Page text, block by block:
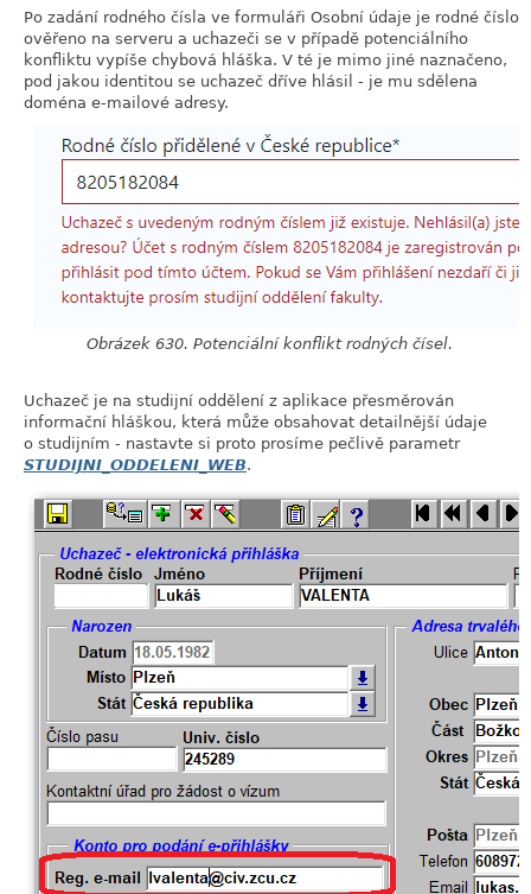
Po zadání rodného čísla ve formuláři Osobní údaje je rodné číslo
ověřeno na serveru a uchazeči se v případě potenciálního
konfliktu vypíše chybová hláška. V té je mimo jiné naznačeno,
pod jakou identitou se uchazeč dříve hlásil - je mu sdělena
doména e-mailové adresy.
Obrázek 630. Potenciální konflikt rodných čísel.
Uchazeč je na studijní oddělení z aplikace přesměrován
informační hláškou, která může obsahovat detailnější údaje
o studijním - nastavte si proto prosíme pečlivě parametr
STUDIJNI_ODDELENI_WEB.